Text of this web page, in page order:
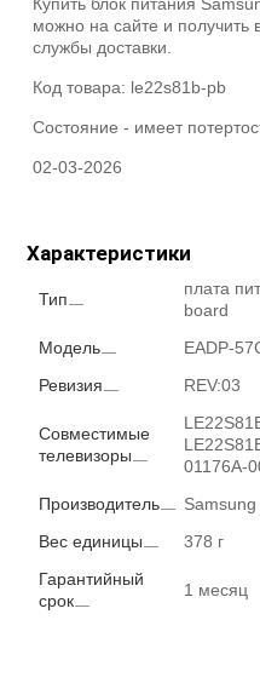
можно на сайте и получить
службы доставки.
Код товара: le22s81b-pb
Состояние - имеет
02-03-2026
Характеристики
Тип
плата
board
Модель
EADP-
Ревизия
REV:03
Совместимые
телевизоры
01176A-
Производитель
Samsung
Вес единицы
378 г
Гарантийный
срок
1 месяц